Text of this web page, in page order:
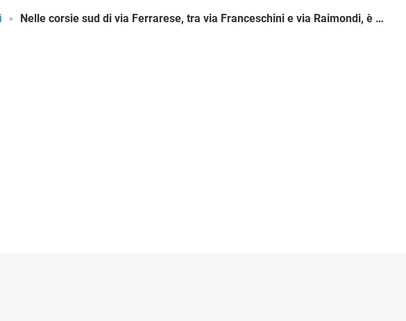
» Nelle corsie sud di via Ferrarese, tra via Franceschini e via Raimondi, è fatto divieto di transito per i veicoli complessi, i mezzi superiori a 7 metri e gli autobus